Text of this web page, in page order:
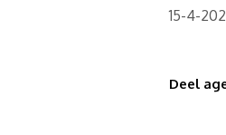
15-4-
Deel